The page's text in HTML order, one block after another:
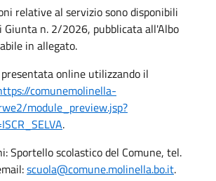
relative al servizio sono disponibili
Giunta n. 2/2026, pubblicata all'Albo
in allegato.
online utilizzando il
comunemolinella-
module_preview.jsp?
.
Sportello scolastico del Comune, tel.
scuola@comune.molinella.bo.it.